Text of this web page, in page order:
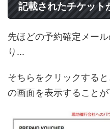
記載されたチケット
先ほどの予約確定メー
り...
そちらをクリックする
の画面を表示することが